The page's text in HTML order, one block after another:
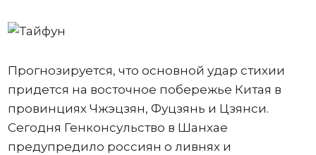
Прогнозируется, что основной удар стихии
придется на восточное побережье Китая в
провинциях Чжэцзян, Фуцзянь и Цзянси.
Сегодня Генконсульство в Шанхае
предупредило россиян о ливнях и